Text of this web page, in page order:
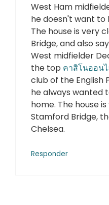
West Ham
he doesn't want
The house is very
Bridge, and also
West midfielder
the top คาสิโนออนไ
club of the English
he always wanted
home. The house
Stamford Bridge,
Chelsea.
Responder